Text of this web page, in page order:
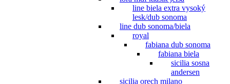
line biela extra vysoký
lesk/dub sonoma
line dub sonoma/biela
royal
fabiana dub sonoma
fabiana biela
sicilia sosna
andersen
sicilia orech milano